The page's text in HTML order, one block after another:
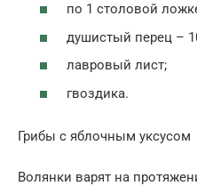
по 1 столовой
душистый перец –
лавровый лист;
гвоздика.
Грибы с яблочным уксусом
Волянки варят на